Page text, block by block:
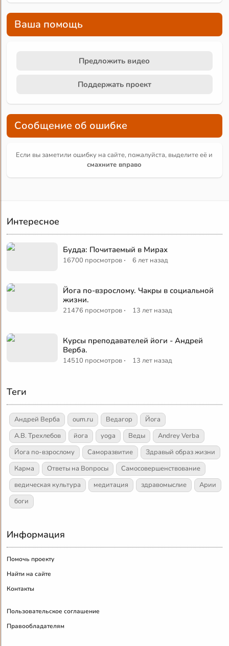
Ваша помощь
Предложить видео
Поддержать проект
Сообщение об ошибке
Если вы заметили ошибку на сайте, пожалуйста, выделите её и
смахните вправо
Интересное
Будда: Почитаемый в Мирах
16700 просмотров · 6 лет назад
Йога по-взрослому. Чакры в социальной
жизни.
21476 просмотров · 13 лет назад
Курсы преподавателей йоги - Андрей
Верба.
14510 просмотров · 13 лет назад
Теги
Андрей Верба oum.ru Ведагор
Йога
А.В. Трехлебов
йога yoga Веды
Andrey Verba
Йога по-взрослому
Саморазвитие
Здравый образ жизни
Карма
Ответы на Вопросы
Самосовершенствование
ведическая культура
медитация здравомыслие
Арии
боги
Информация
Помочь проекту
Найти на сайте
Контакты
Пользовательское соглашение
Правообладателям